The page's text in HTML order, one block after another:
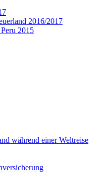
2016/2017
2015
während einer Weltreise